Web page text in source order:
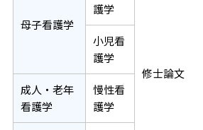
修士論文
母子看護学
護学
小児看
護学
成人・老年
看護学
慢性看
護学